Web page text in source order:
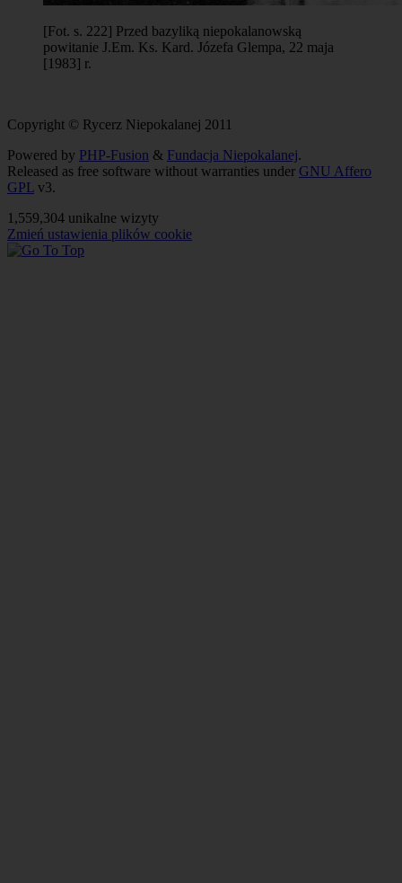
[Fot. s. 222] Przed bazyliką niepokalanowską
powitanie J.Em. Ks. Kard. Józefa Glempa, 22 maja
[1983] r.
Copyright © Rycerz Niepokalanej 2011
Powered by PHP-Fusion & Fundacja Niepokalanej.
Released as free software without warranties under GNU Affero
GPL v3.
1,559,304 unikalne wizyty
Zmień ustawienia plików cookie